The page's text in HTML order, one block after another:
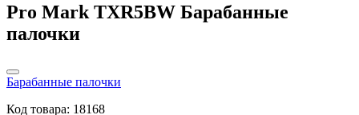
Pro Mark TXR5BW Барабанные
палочки
Барабанные палочки
Код товара: 18168